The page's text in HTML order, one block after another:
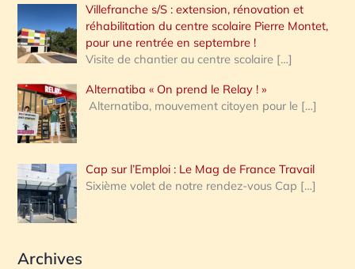
Villefranche s/S : extension, rénovation et
réhabilitation du centre scolaire Pierre Montet,
pour une rentrée en septembre !
Visite de chantier au centre scolaire […]
Alternatiba « On prend le Relay ! »
Alternatiba, mouvement citoyen pour le […]
Cap sur l’Emploi : Le Mag de France Travail
Sixième volet de notre rendez-vous Cap […]
Archives